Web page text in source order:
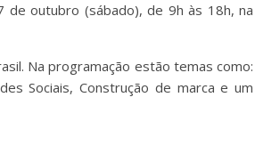
de outubro (sábado), de 9h às 18h, na
Na programação estão temas como:
Sociais, Construção de marca e um